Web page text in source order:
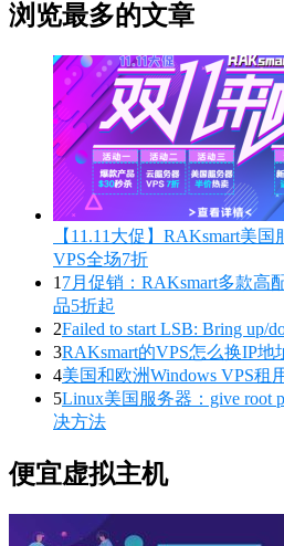
浏览最多的文章
【11.11大促】RAKsmart美
VPS全场7折
1 7月促销：RAKsmart多款高
品5折起
2Failed to start LSB: Bring up/
3RAKsmart的VPS怎么换IP地
4美国和欧洲Windows VPS租
5Linux美国服务器：give root
决方法
便宜虚拟主机